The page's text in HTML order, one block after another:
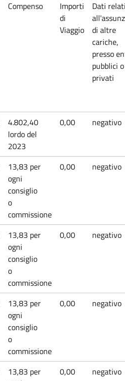
Compenso
Importi
di
Viaggio
Dati
di altre
cariche,
presso
pubblici o
privati
4.802,40
lordo del
2023
0,00 negativo
13,83 per
ogni
consiglio
o
commissione
0,00 negativo
13,83 per
ogni
consiglio
o
commissione
0,00 negativo
13,83 per
ogni
consiglio
o
commissione
0,00 negativo
13,83 per
0,00 negativo